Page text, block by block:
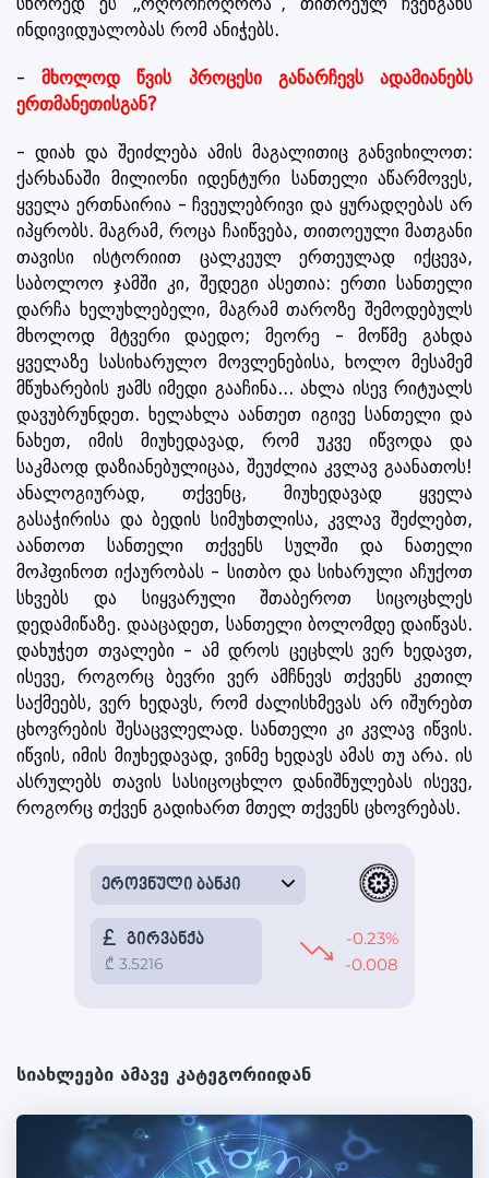
ინდივიდუალობას რომ ანიჭებს.
- მხოლოდ წვის პროცესი განარჩევს ადამიანებს
ერთმანეთისგან?
- დიახ და შეიძლება ამის მაგალითიც განვიხილოთ:
ქარხანაში მილიონი იდენტური სანთელი აწარმოვეს,
ყველა ერთნაირია - ჩვეულებრივი და ყურადღებას არ
იპყრობს. მაგრამ, როცა ჩაიწვება, თითოეული მათგანი
თავისი ისტორიით ცალკეულ ერთეულად იქცევა,
საბოლოო ჯამში კი, შედეგი ასეთია: ერთი სანთელი
დარჩა ხელუხლებელი, მაგრამ თაროზე შემოდებულს
მხოლოდ მტვერი დაედო; მეორე - მოწმე გახდა
ყველაზე სასიხარულო მოვლენებისა, ხოლო მესამემ
მწუხარების ჟამს იმედი გააჩინა... ახლა ისევ რიტუალს
დავუბრუნდეთ. ხელახლა აანთეთ იგივე სანთელი და
ნახეთ, იმის მიუხედავად, რომ უკვე იწვოდა და
საკმაოდ დაზიანებულიცაა, შეუძლია კვლავ გაანათოს!
ანალოგიურად, თქვენც, მიუხედავად ყველა
გასაჭირისა და ბედის სიმუხთლისა, კვლავ შეძლებთ,
აანთოთ სანთელი თქვენს სულში და ნათელი
მოჰფინოთ იქაურობას - სითბო და სიხარული აჩუქოთ
სხვებს და სიყვარული შთაბეროთ სიცოცხლეს
დედამიწაზე. დააცადეთ, სანთელი ბოლომდე დაიწვას.
დახუჭეთ თვალები - ამ დროს ცეცხლს ვერ ხედავთ,
ისევე, როგორც ბევრი ვერ ამჩნევს თქვენს კეთილ
საქმეებს, ვერ ხედავს, რომ ძალისხმევას არ იშურებთ
ცხოვრების შესაცვლელად. სანთელი კი კვლავ იწვის.
იწვის, იმის მიუხედავად, ვინმე ხედავს ამას თუ არა. ის
ასრულებს თავის სასიცოცხლო დანიშნულებას ისევე,
როგორც თქვენ გადიხართ მთელ თქვენს ცხოვრებას.
სიახლეები ამავე კატეგორიიდან